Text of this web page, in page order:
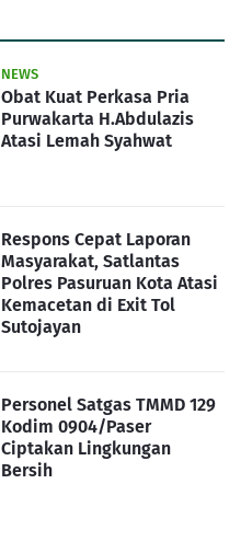
NEWS
Obat Kuat Perkasa Pria
Purwakarta H.Abdulazis
Atasi Lemah Syahwat
Respons Cepat Laporan
Masyarakat, Satlantas
Polres Pasuruan Kota Atasi
Kemacetan di Exit Tol
Sutojayan
Personel Satgas TMMD 129
Kodim 0904/Paser
Ciptakan Lingkungan
Bersih